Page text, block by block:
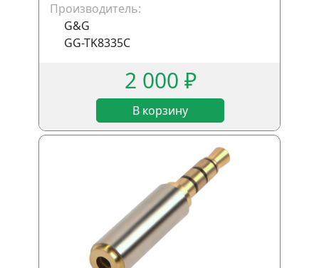
Производитель:
G&G
GG-TK8335C
2 000 ₽
В корзину